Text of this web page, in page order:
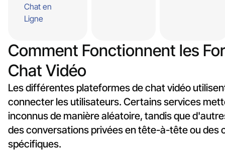
Chat en
Ligne
Comment Fonctionnent les
Chat Vidéo
Les différentes plateformes de chat vidéo
connecter les utilisateurs. Certains services
inconnus de manière aléatoire, tandis que
des conversations privées en tête-à-tête ou des
spécifiques.